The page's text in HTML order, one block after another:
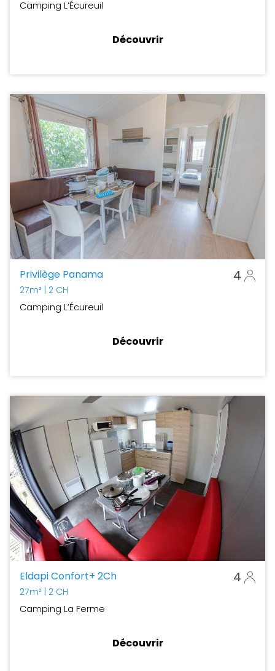
Camping L’Écureuil
Découvrir
Privilège Panama 4
27m² | 2 CH
Camping L’Écureuil
Découvrir
Eldapi Confort+ 2Ch 4
27m² | 2 CH
Camping La Ferme
Découvrir